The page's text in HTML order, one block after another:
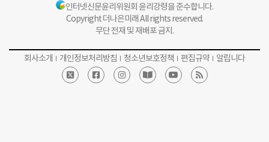
인터넷신문윤리위원회 윤리강령을 준수합니다.
Copyright 더나은미래 All rights reserved.
무단 전재 및 재배포 금지.
회사소개 개인정보처리방침 청소년보호정책 편집규약 알립니다